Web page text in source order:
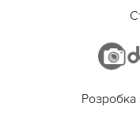
Розробка